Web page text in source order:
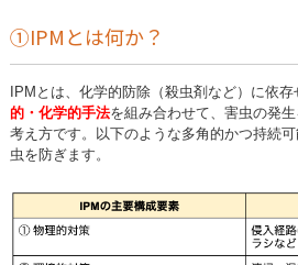
①IPMとは何か？
IPMとは、化学的防除（殺虫剤など）に依存
的・化学的手法を組み合わせて、害虫の発
考え方です。以下のような多角的かつ持続
虫を防ぎます。